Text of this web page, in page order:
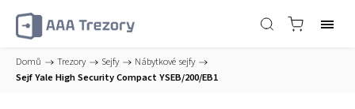
Domů / Trezory / Sejfy / Nábytkové sejfy /
Sejf Yale High Security Compact YSEB/200/EB1